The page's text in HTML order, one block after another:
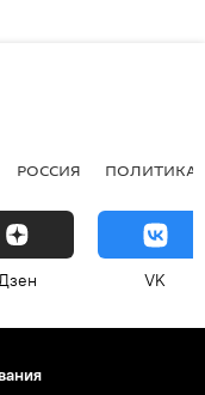
РОССИЯ ПОЛИТИКА
VK